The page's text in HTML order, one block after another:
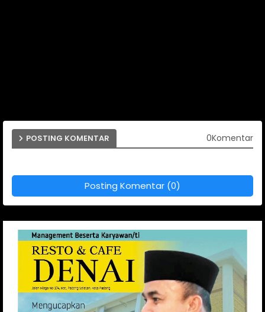
POSTING KOMENTAR 0Komentar
Posting Komentar (0)